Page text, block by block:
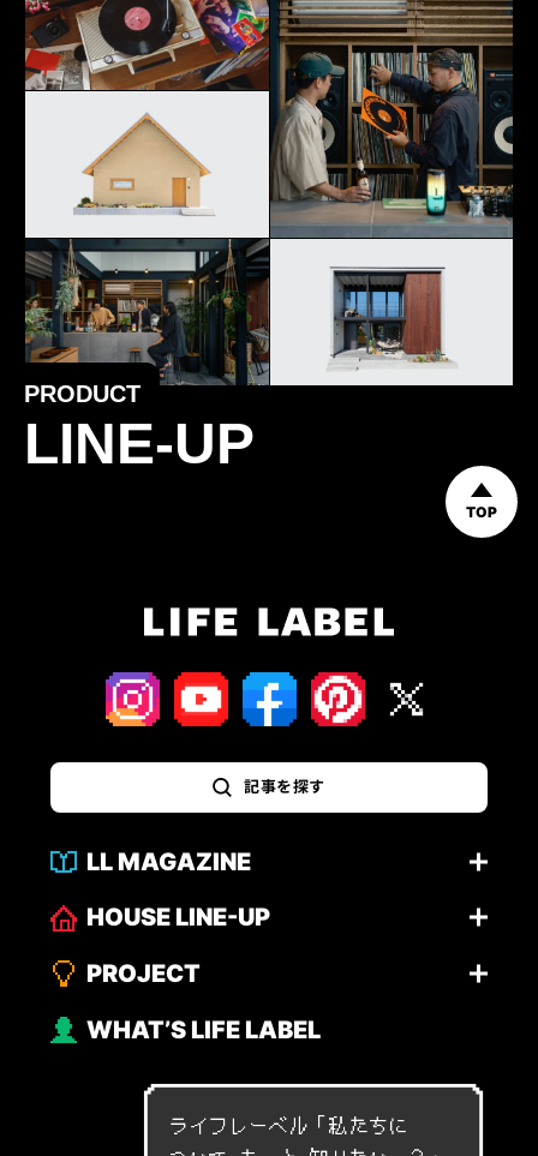
PRODUCT
LINE-UP
TOP
記事を探す
LL MAGAZINE
HOUSE LINE-UP
PROJECT
WHAT’S LIFE LABEL
ライフレーベル「私 たちに